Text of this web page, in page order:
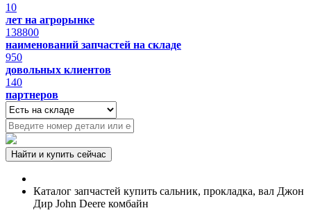
10
лет на агрорынке
138800
наименований запчастей на складе
950
довольных клиентов
140
партнеров
Каталог запчастей купить сальник, прокладка, вал Джон
Дир John Deere комбайн